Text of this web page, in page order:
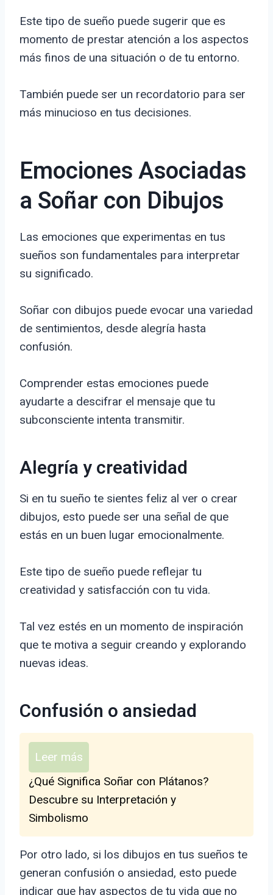
Este tipo de sueño puede sugerir que es
momento de prestar atención a los aspectos
más finos de una situación o de tu entorno.
También puede ser un recordatorio para ser
más minucioso en tus decisiones.
Emociones Asociadas
a Soñar con Dibujos
Las emociones que experimentas en tus
sueños son fundamentales para interpretar
su significado.
Soñar con dibujos puede evocar una variedad
de sentimientos, desde alegría hasta
confusión.
Comprender estas emociones puede
ayudarte a descifrar el mensaje que tu
subconsciente intenta transmitir.
Alegría y creatividad
Si en tu sueño te sientes feliz al ver o crear
dibujos, esto puede ser una señal de que
estás en un buen lugar emocionalmente.
Este tipo de sueño puede reflejar tu
creatividad y satisfacción con tu vida.
Tal vez estés en un momento de inspiración
que te motiva a seguir creando y explorando
nuevas ideas.
Confusión o ansiedad
Leer más
¿Qué Significa Soñar con Plátanos?
Descubre su Interpretación y
Simbolismo
Por otro lado, si los dibujos en tus sueños te
generan confusión o ansiedad, esto puede
indicar que hay aspectos de tu vida que no